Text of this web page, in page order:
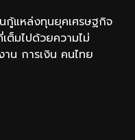
กู้แหล่งทุนยุคเศรษฐกิจ
ต็มไปด้วยความไม่
น การเงิน คนไทย